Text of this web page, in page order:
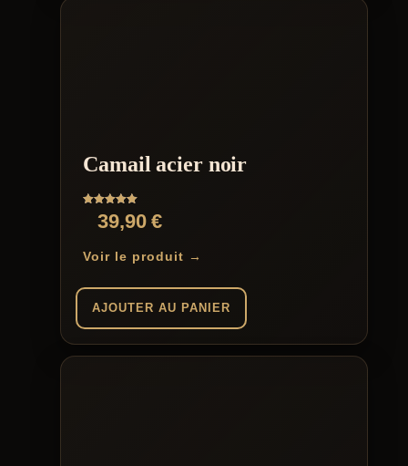
Camail acier noir
Note
5.0039,90€
Voir le produit →
AJOUTER AU PANIER